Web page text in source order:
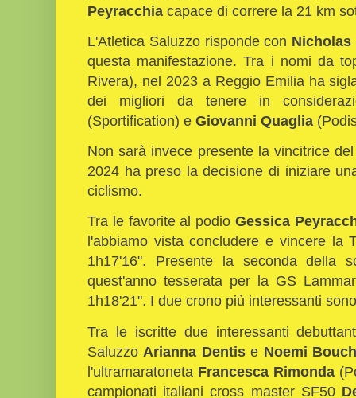
Peyracchia capace di correre la 21 km
L'Atletica Saluzzo risponde con
questa manifestazione. Tra i nomi da
Rivera), nel 2023 a Reggio Emilia ha
dei migliori da tenere in
(Sportification) e Giovanni Quaglia
Non sarà invece presente la vincitrice
2024 ha preso la decisione di iniziare
ciclismo.
Tra le favorite al podioGessica
l'abbiamo vista concludere e vincere la
1h17'16". Presente la seconda della
quest'anno tesserata per la GS
1h18'21". I due crono più interessanti
Tra le iscritte due interessanti
Saluzzo Arianna Dentis e Noemi
l'ultramaratoneta Francesca Rimonda
campionati italiani cross master SF50